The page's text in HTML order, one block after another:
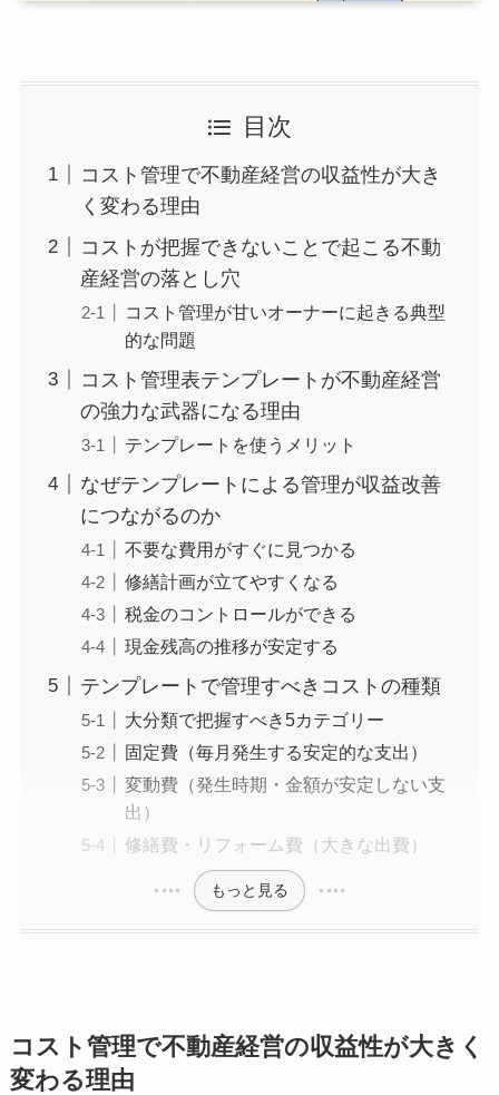
目次
コスト管理で不動産経営の収益性が大き
く変わる理由
コストが把握できないことで起こる不動
産経営の落とし穴
コスト管理が甘いオーナーに起きる典型
的な問題
コスト管理表テンプレートが不動産経営
の強力な武器になる理由
テンプレートを使うメリット
なぜテンプレートによる管理が収益改善
につながるのか
不要な費用がすぐに見つかる
修繕計画が立てやすくなる
税金のコントロールができる
現金残高の推移が安定する
テンプレートで管理すべきコストの種類
大分類で把握すべき5カテゴリー
固定費（毎月発生する安定的な支出）
変動費（発生時期・金額が安定しない支
出）
修繕費・リフォーム費（大きな出費）
もっと見る
コスト管理で不動産経営の収益性が大きく
変わる理由